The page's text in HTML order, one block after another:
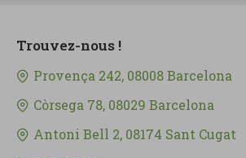
Trouvez-nous !
Provença 242, 08008 Barcelona
Còrsega 78, 08029 Barcelona
Antoni Bell 2, 08174 Sant Cugat